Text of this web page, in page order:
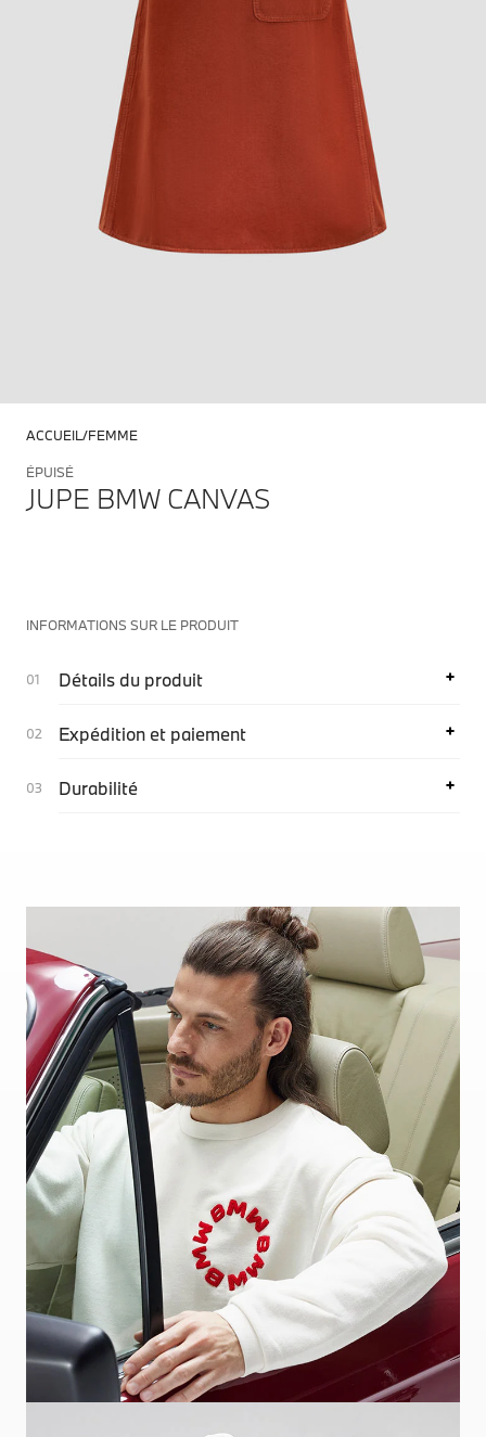
ACCUEIL FEMME
ÉPUISÉ
JUPE BMW CANVAS
INFORMATIONS SUR LE PRODUIT
Détails du produit
Expédition et paiement
Durabilité